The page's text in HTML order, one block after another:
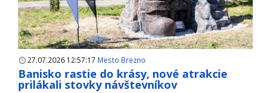
27.07.2026 12:57:17 Mesto Brezno
Banisko rastie do krásy, nové atrakcie
prilákali stovky návštevníkov